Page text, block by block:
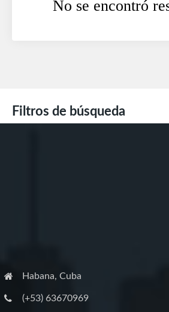
No se encontró
Filtros de búsqueda
Habana, Cuba
(+53) 63670969